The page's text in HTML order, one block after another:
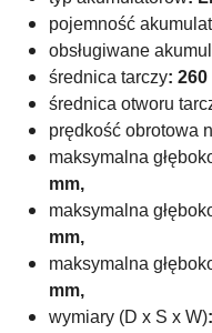
pojemność
obsługiwane
średnica tarczy: 260
średnica otworu
prędkość obrotowa
maksymalna
mm,
maksymalna
mm,
maksymalna
mm,
wymiary (D x S x W):